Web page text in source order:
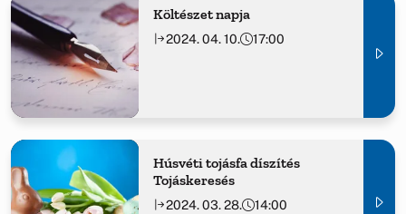
Költészet napja
2024. 04. 10. 17:00
Húsvéti tojásfa díszítés
Tojáskeresés
2024. 03. 28. 14:00